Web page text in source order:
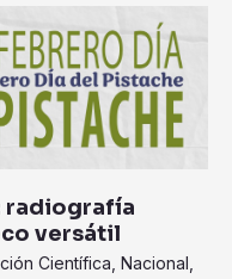
radiografía
versátil
Científica Nacional